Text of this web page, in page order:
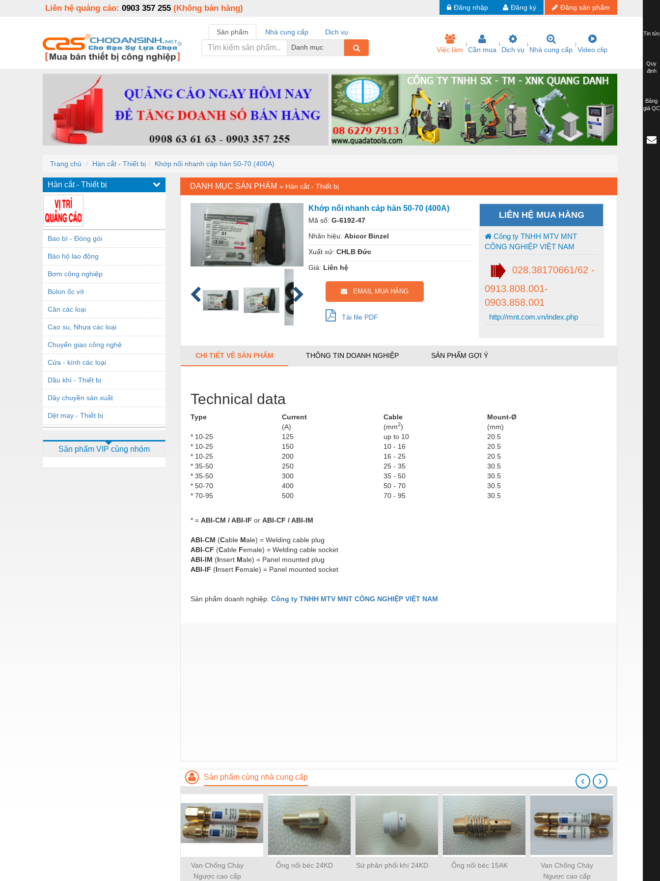
Liên hệ quảng cáo: 0903 357 255 (Không bán hàng) Đăng sản phẩm
Đăng ký
Đăng nhập
Sản phẩm Nhà cung cấp
Dịch vụ
Danh mục
Việc làm Cần mua Dịch vụ Nhà cung cấp Video clip
Trang chủ Hàn cắt - Thiết bị Khớp nối nhanh cáp hàn 50-70 (400A)
Hàn cắt - Thiết bị
Bao bì - Đóng gói
Bảo hộ lao động
Bơm công nghiệp
Bùlon ốc vít
Cân các loại
Cao su, Nhựa các loại
Chuyển giao công nghệ
Cửa - kính các loại
Dầu khí - Thiết bị
Dây chuyền sản xuất
Dệt may - Thiết bị
Dịch vụ - Thi công
Sản phẩm VIP cùng nhóm
DANH MỤC SẢN PHẨM » Hàn cắt - Thiết bị
Khớp nối nhanh cáp hàn 50-70 (400A)
Mã số: G-6192-47
Nhãn hiệu: Abicor Binzel
Xuất xứ: CHLB Đức
Giá: Liên hệ
EMAIL MUA HÀNG
Tải file PDF
LIÊN HỆ MUA HÀNG
Công ty TNHH MTV MNT
CÔNG NGHIỆP VIỆT NAM
028.38170661/62 -
0913.808.001-
0903.858.001
http://mnt.com.vn/index.php
CHI TIẾT VỀ SẢN PHẨM THÔNG TIN DOANH NGHIỆP SẢN PHẨM GỢI Ý
Technical data
Type
Current
(A)
Cable
(mm2)
Mount-Ø
(mm)
* 10-25
125 up to 10
20.5
* 10-25
150 10 - 16
20.5
* 10-25
200 16 - 25
20.5
* 35-50
250 25 - 35
30.5
* 35-50
300 35 - 50
30.5
* 50-70
400 50 - 70
30.5
* 70-95
500 70 - 95 30.5
* = ABI-CM / ABI-IF or ABI-CF / ABI-IM
ABI-CM (Cable Male) = Welding cable plug
ABI-CF (Cable Female) = Welding cable socket
ABI-IM (Insert Male) = Panel mounted plug
ABI-IF (Insert Female) = Panel mounted socket
Sản phẩm doanh nghiệp: Công ty TNHH MTV MNT CÔNG NGHIỆP VIỆT NAM
Sản phẩm cùng nhà cung cấp
Van Chống Cháy
Ngược cao cấp
Ống nối béc 24KD Sứ phân phối khí 24KD Ống nối béc 15AK
Van Chống Cháy
Ngược cao cấp
‹ ›
Tin tức
Quy
định
Bảng
giá QC